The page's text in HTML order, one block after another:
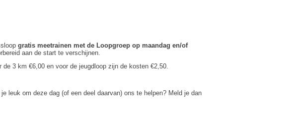
gratis meetrainen met de Loopgroep op maandag en/of
aan de start te verschijnen.
3 km €6,00 en voor de jeugdloop zijn de kosten €2,50.
leuk om deze dag (of een deel daarvan) ons te helpen? Meld je dan